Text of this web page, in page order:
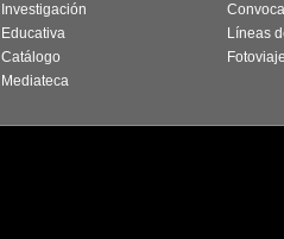
Investigación
Educativa
Catálogo
Mediateca
Líneas